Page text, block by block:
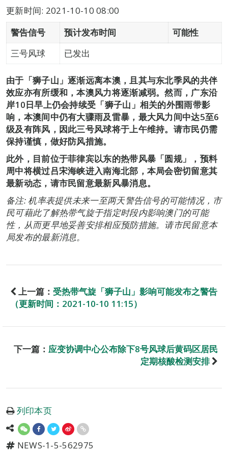
更新时间: 2021-10-10 08:00
警告信号
预计发布时间
可能性
三号风球
已发出
由于「狮子山」逐渐远离本澳，且其与东北季风的共伴
效应亦有所缓和，本澳风力将逐渐减弱。然而，广东沿
岸10日早上仍会持续受「狮子山」相关的外围雨带影
响，本澳间中仍有大骤雨及雷暴，最大风力间中达5至6
级及有阵风，因此三号风球将于上午维持。请市民仍需
保持谨慎，做好防风措施。
此外，目前位于菲律宾以东的热带风暴「圆规」，预料
周中将横过吕宋海峡进入南海北部，本局会密切留意其
最新动态，请市民留意最新风暴消息。
备注: 机率表提供未来一至两天警告信号的可能情况，市
民可藉此了解热带气旋于指定时段内影响澳门的可能
性，从而更早地妥善安排相应预防措施。请市民留意本
局发布的最新消息。
上一篇： 受热带气旋「狮子山」影响可能发布之警告
（更新时间：2021-10-10 11:15）
下一篇： 应变协调中心公布除下8号风球后黄码区居民
定期核酸检测安排
列印本页
NEWS-1-5-562975